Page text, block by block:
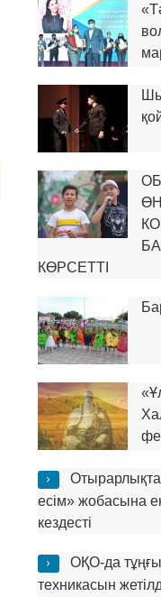
КӨРСЕТТІ
есім» жобасына
кездесті
ОҚО-да
техникасын